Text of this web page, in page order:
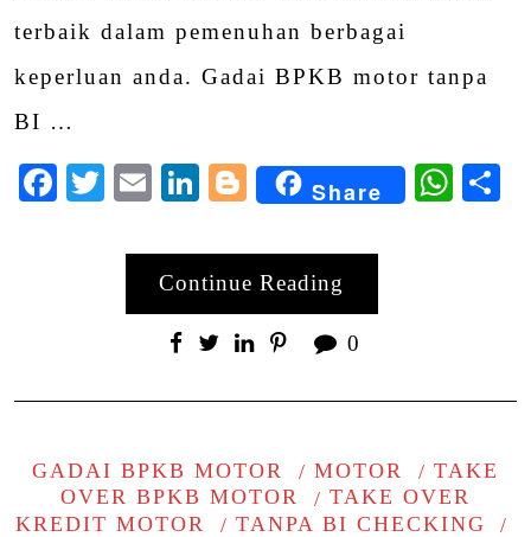
terbaik dalam pemenuhan berbagai
keperluan anda. Gadai BPKB motor tanpa
BI …
Facebook
Twitter
EmailLinkedIn
Blogger
Share
Continue Reading
0
GADAI BPKB MOTOR MOTOR
TAKE
OVER BPKB MOTOR
TAKE OVER
KREDIT MOTOR
TANPA BI CHECKING